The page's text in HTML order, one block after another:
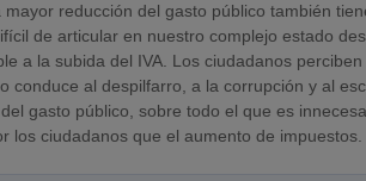
mayor reducción del gasto público también
de articular en nuestro complejo estado
a la subida del IVA. Los ciudadanos
conduce al despilfarro, a la corrupción y al
gasto público, sobre todo el que es
los ciudadanos que el aumento de impuestos.